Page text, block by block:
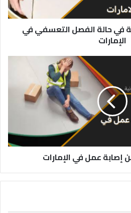
في حالة الفصل التعسفي في
الإمارات
عمل في الإمارات